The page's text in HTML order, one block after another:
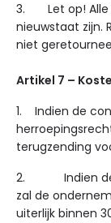
3. Let op! Alle
nieuwstaat zijn.
niet
Artikel 7 –
1. Indien de
terugzending
2. Indien de
zal de
uiterlijk binnen